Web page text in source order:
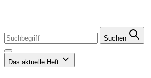
Suchen
Das aktuelle Heft